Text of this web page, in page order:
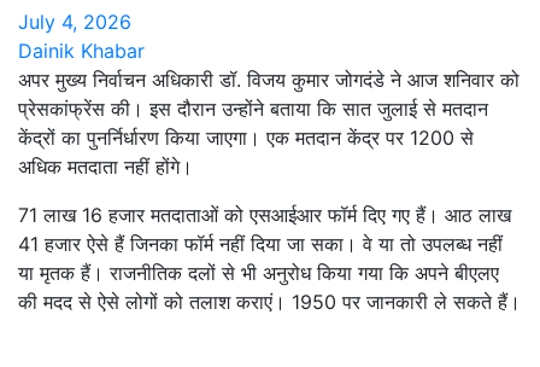
July 4, 2026
Dainik Khabar
अपर मुख्य निर्वाचन अधिकारी डॉ. विजय कुमार जोगदंडे ने आज शनिवार को
प्रेसकांफ्रेंस की। इस दौरान उन्होंने बताया कि सात जुलाई से मतदान
केंद्रों का पुनर्निर्धारण किया जाएगा। एक मतदान केंद्र पर 1200 से
अधिक मतदाता नहीं होंगे।
71 लाख 16 हजार मतदाताओं को एसआईआर फॉर्म दिए गए हैं। आठ लाख
41 हजार ऐसे हैं जिनका फॉर्म नहीं दिया जा सका। वे या तो उपलब्ध नहीं
या मृतक हैं। राजनीतिक दलों से भी अनुरोध किया गया कि अपने बीएलए
की मदद से ऐसे लोगों को तलाश कराएं। 1950 पर जानकारी ले सकते हैं।